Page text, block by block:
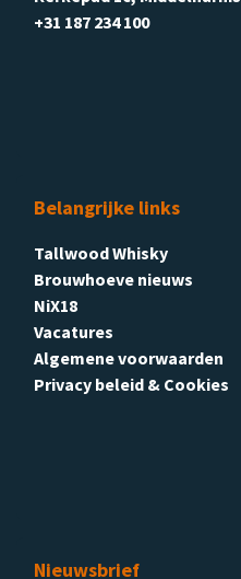
+31 187 234 100
Belangrijke links
Tallwood Whisky
Brouwhoeve nieuws
NiX18
Vacatures
Algemene voorwaarden
Privacy beleid & Cookies
Nieuwsbrief